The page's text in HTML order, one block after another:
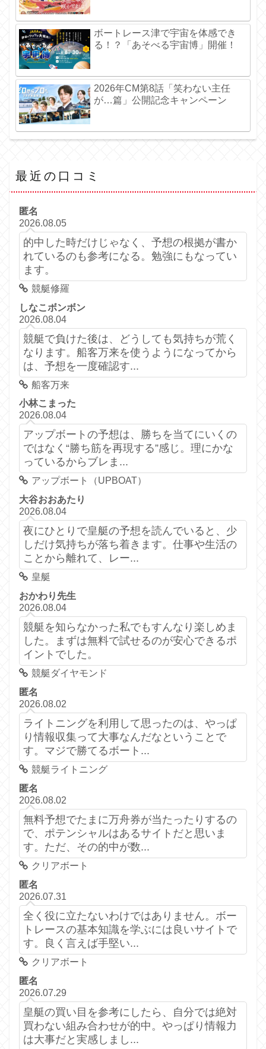
ボートレース津で宇宙を体感でき
る！？「あそべる宇宙博」開催！
2026年CM第8話「笑わない主任
が…篇」公開記念キャンペーン
最近の口コミ
匿名
2026.08.05
的中した時だけじゃなく、予想の根拠が書か
れているのも参考になる。勉強にもなってい
ます。
競艇修羅
しなこボンボン
2026.08.04
競艇で負けた後は、どうしても気持ちが荒く
なります。船客万来を使うようになってから
は、予想を一度確認す...
船客万来
小林こまった
2026.08.04
アップボートの予想は、勝ちを当てにいくの
ではなく“勝ち筋を再現する”感じ。理にかな
っているからブレま...
アップボート（UPBOAT）
大谷おおあたり
2026.08.04
夜にひとりで皇艇の予想を読んでいると、少
しだけ気持ちが落ち着きます。仕事や生活の
ことから離れて、レー...
皇艇
おかわり先生
2026.08.04
競艇を知らなかった私でもすんなり楽しめま
した。まずは無料で試せるのが安心できるポ
イントでした。
競艇ダイヤモンド
匿名
2026.08.02
ライトニングを利用して思ったのは、やっぱ
り情報収集って大事なんだなということで
す。マジで勝てるボート...
競艇ライトニング
匿名
2026.08.02
無料予想でたまに万舟券が当たったりするの
で、ポテンシャルはあるサイトだと思いま
す。ただ、その的中が数...
クリアボート
匿名
2026.07.31
全く役に立たないわけではありません。ボー
トレースの基本知識を学ぶには良いサイトで
す。良く言えば手堅い...
クリアボート
匿名
2026.07.29
皇艇の買い目を参考にしたら、自分では絶対
買わない組み合わせが的中。やっぱり情報力
は大事だと実感しまし...